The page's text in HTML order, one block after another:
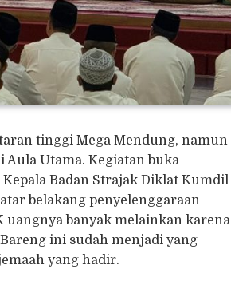
tinggi Mega Mendung, namun
Utama. Kegiatan buka
Badan Strajak Diklat Kumdil
belakang penyelenggaraan
uangnya banyak melainkan karena
ini sudah menjadi yang
yang hadir.